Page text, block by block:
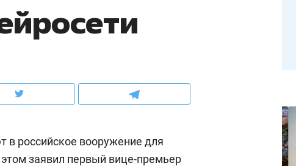
в российское вооружение для
заявил первый вице-премьер
росте цен, дотошных
и чудных запросах мастеров